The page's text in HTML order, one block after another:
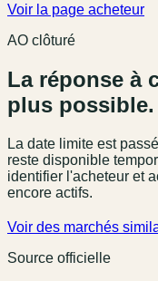
Voir la page acheteur
AO clôturé
La réponse à
plus possible.
La date limite est
reste disponible
identifier l'acheteur et
encore actifs.
Voir des marchés
Source officielle